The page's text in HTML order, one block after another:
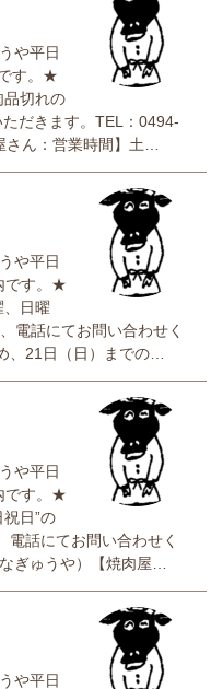
や平日
す。★
品切れの
だきます。TEL：0494-
ん：営業時間】土…
や平日
です。★
、日曜
電話にてお問い合わせく
、21日（日）までの…
や平日
です。★
日”の
話にてお問い合わせく
ぎゅうや）【焼肉屋…
や平日